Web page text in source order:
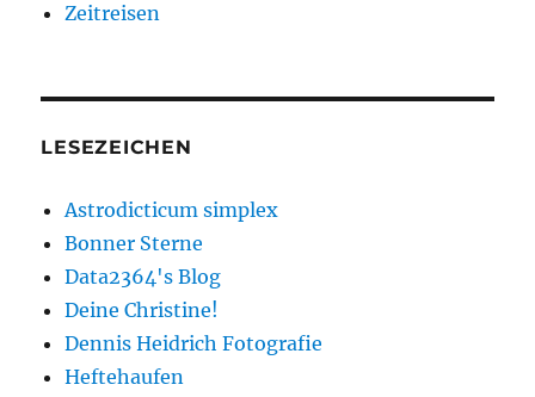
Zeitreisen
LESEZEICHEN
Astrodicticum simplex
Bonner Sterne
Data2364's Blog
Deine Christine!
Dennis Heidrich Fotografie
Heftehaufen